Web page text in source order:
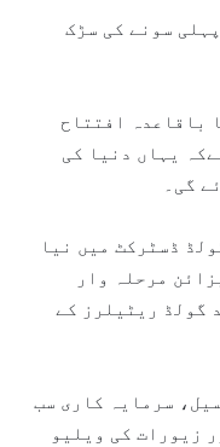
سونے کی سڑک
باقاعدہ افتتاح
یہاں دنیا کی
گی۔
ڈسٹرکٹ میں نیا
مرحلہ وار
گولڈ ریٹیلرز کے
سرمایہ کاری سب
زیورات کی ویلیو